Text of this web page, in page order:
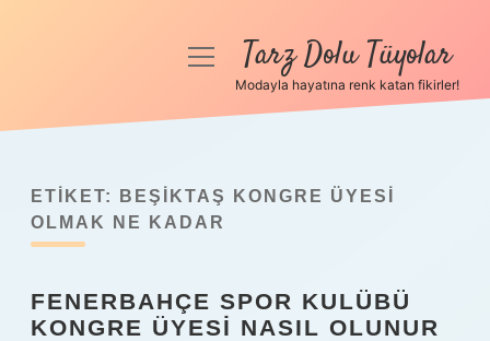
Anasayfa
Yasal Uyarı
menüyüTarz Dolu Tüyolar
Modayla hayatına renk katan fikirler!
ETIKET:
BEŞIKTAŞ KONGRE ÜYESI
OLMAK NE KADAR
FENERBAHÇE SPOR KULÜBÜ
KONGRE ÜYESI NASIL OLUNUR